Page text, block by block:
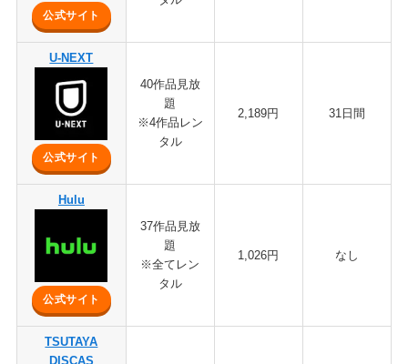
公式サイト
U-NEXT
公式サイト
40作品見放
題
※4作品レン
タル
2,189円 31日間
Hulu
公式サイト
37作品見放
題
※全てレン
タル
1,026円 なし
TSUTAYA
DISCAS